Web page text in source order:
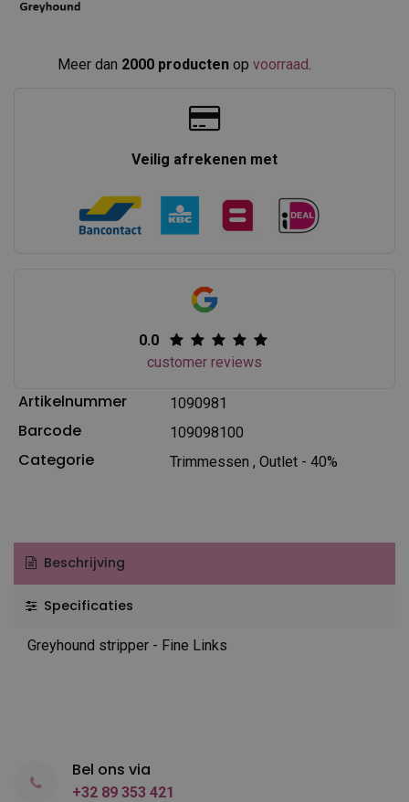
Meer dan 2000 producten op voorraad
Veilig afrekenen met
0.0
customer reviews
Artikelnummer 1090981
Barcode 109098100
Categorie Trimmessen , Outlet - 40%
Beschrijving
Specificaties
Greyhound stripper - Fine Links
Bel ons via
+32 89 353 421